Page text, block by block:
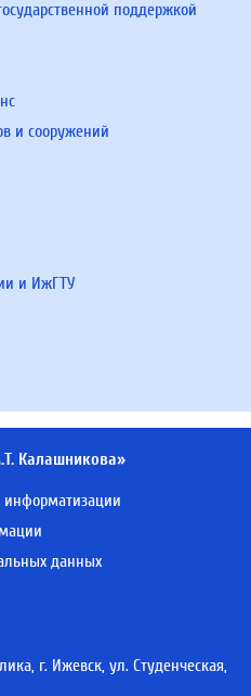
поддержкой
и сооружений
и ИжГТУ
Калашникова»
информатизации
данных
г. Ижевск, ул. Студенческая,